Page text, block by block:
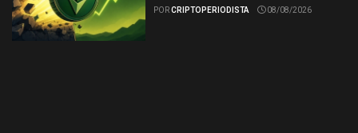
PORCRIPTOPERIODISTA 08/08/2026